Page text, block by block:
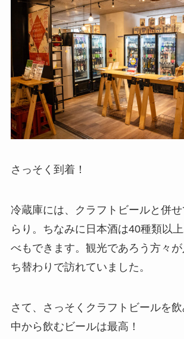
さっそく到着！
冷蔵庫には、クラフトビールと併
らり。ちなみに日本酒は40種類以
べもできます。観光であろう方々
ち替わりで訪れていました。
さて、さっそくクラフトビールを
中から飲むビールは最高！